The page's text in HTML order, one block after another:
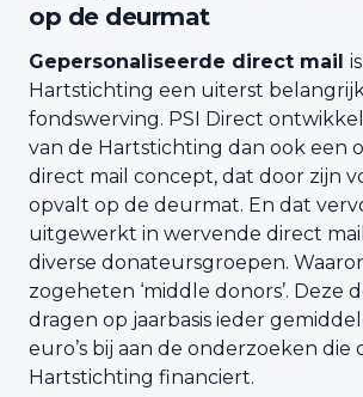
op de deurmat
Gepersonaliseerde direct mail
Hartstichting een uiterst
fondswerving. PSI Direct
van de Hartstichting dan ook een
direct mail concept, dat door zijn
opvalt op de deurmat. En dat
uitgewerkt in wervende direct
diverse donateursgroepen.
zogeheten ‘middle donors’. Deze
dragen op jaarbasis ieder
euro’s bij aan de onderzoeken die
Hartstichting financiert.